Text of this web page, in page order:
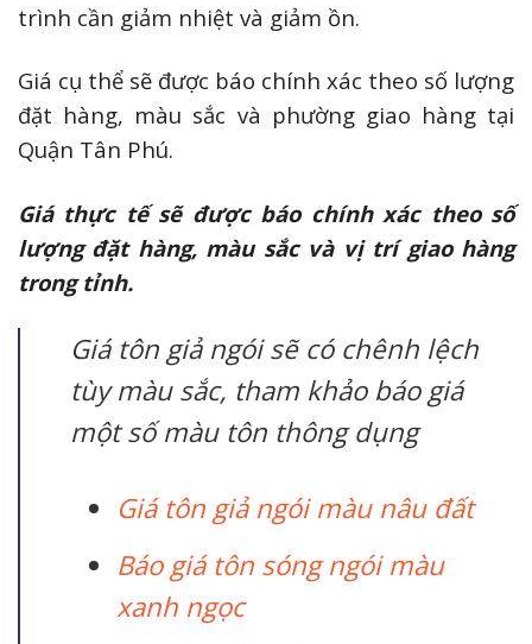
trình cần giảm nhiệt và giảm ồn.
Giá cụ thể sẽ được báo chính xác theo số lượng
đặt hàng, màu sắc và phường giao hàng tại
Quận Tân Phú.
Giá thực tế sẽ được báo chính xác theo số
lượng đặt hàng, màu sắc và vị trí giao hàng
trong tỉnh.
Giá tôn giả ngói sẽ có chênh lệch
tùy màu sắc, tham khảo báo giá
một số màu tôn thông dụng
Giá tôn giả ngói màu nâu đất
Báo giá tôn sóng ngói màu
xanh ngọc